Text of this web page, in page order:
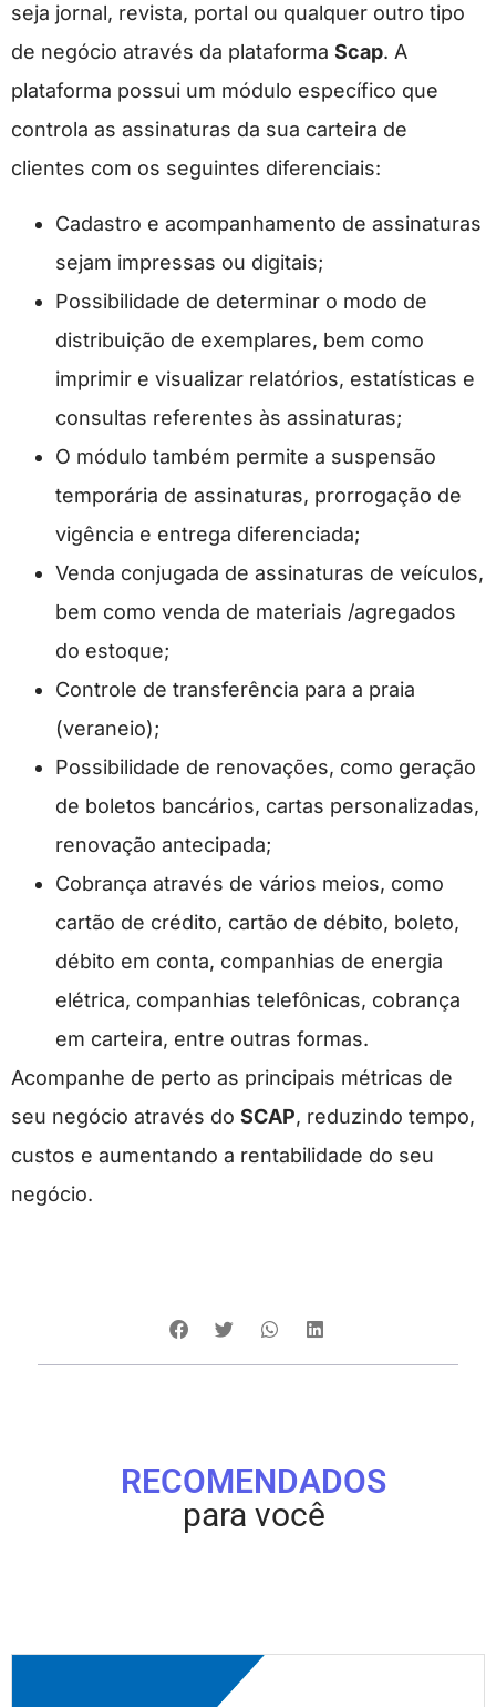
seja jornal, revista, portal ou qualquer outro tipo
de negócio através da plataforma Scap. A
plataforma possui um módulo específico que
controla as assinaturas da sua carteira de
clientes com os seguintes diferenciais:
Cadastro e acompanhamento de assinaturas
sejam impressas ou digitais;
Possibilidade de determinar o modo de
distribuição de exemplares, bem como
imprimir e visualizar relatórios, estatísticas e
consultas referentes às assinaturas;
O módulo também permite a suspensão
temporária de assinaturas, prorrogação de
vigência e entrega diferenciada;
Venda conjugada de assinaturas de veículos,
bem como venda de materiais /agregados
do estoque;
Controle de transferência para a praia
(veraneio);
Possibilidade de renovações, como geração
de boletos bancários, cartas personalizadas,
renovação antecipada;
Cobrança através de vários meios, como
cartão de crédito, cartão de débito, boleto,
débito em conta, companhias de energia
elétrica, companhias telefônicas, cobrança
em carteira, entre outras formas.
Acompanhe de perto as principais métricas de
seu negócio através do SCAP, reduzindo tempo,
custos e aumentando a rentabilidade do seu
negócio.
RECOMENDADOS
para você